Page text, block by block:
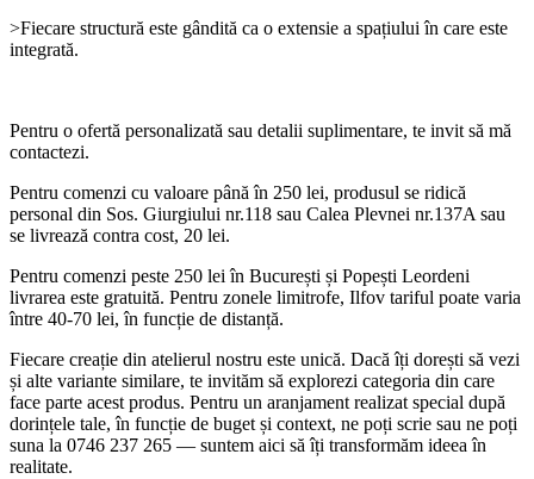
>Fiecare structură este gândită ca o extensie a spațiului în care este
integrată.
Pentru o ofertă personalizată sau detalii suplimentare, te invit să mă
contactezi.
Pentru comenzi cu valoare până în 250 lei, produsul se ridică
personal din Sos. Giurgiului nr.118 sau Calea Plevnei nr.137A sau
se livrează contra cost, 20 lei.
Pentru comenzi peste 250 lei în București și Popești Leordeni
livrarea este gratuită. Pentru zonele limitrofe, Ilfov tariful poate varia
între 40-70 lei, în funcție de distanță.
Fiecare creație din atelierul nostru este unică. Dacă îți dorești să vezi
și alte variante similare, te invităm să explorezi categoria din care
face parte acest produs. Pentru un aranjament realizat special după
dorințele tale, în funcție de buget și context, ne poți scrie sau ne poți
suna la 0746 237 265 — suntem aici să îți transformăm ideea în
realitate.